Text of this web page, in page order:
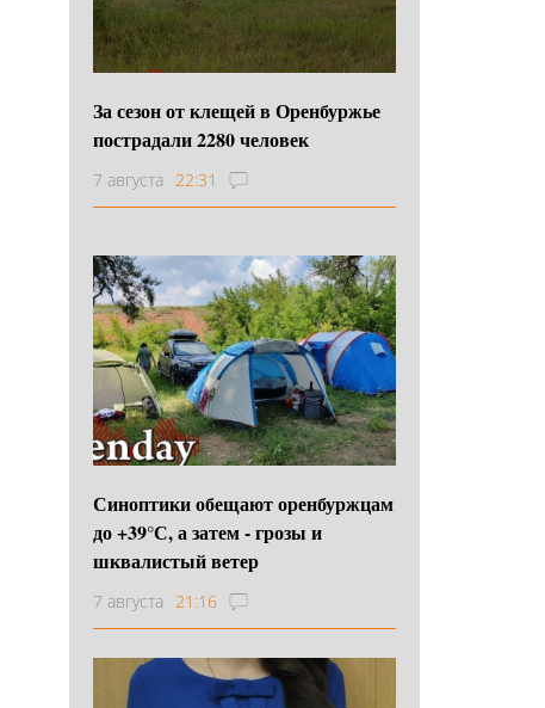
За сезон от клещей в Оренбуржье
пострадали 2280 человек
7 августа 22:31
Синоптики обещают оренбуржцам
до +39°С, а затем - грозы и
шквалистый ветер
7 августа 21:16